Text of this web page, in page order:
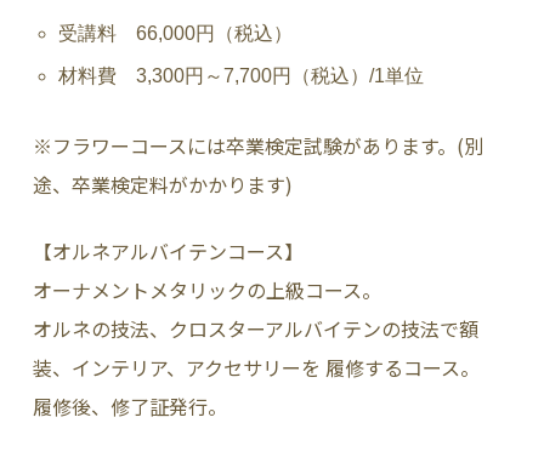
受講料 66,000円（税込）
材料費 3,300円～7,700円（税込）/1単位
※フラワーコースには卒業検定試験があります。(別
途、卒業検定料がかかります)
【オルネアルバイテンコース】
オーナメントメタリックの上級コース。
オルネの技法、クロスターアルバイテンの技法で額
装、インテリア、アクセサリーを 履修するコース。
履修後、修了証発行。